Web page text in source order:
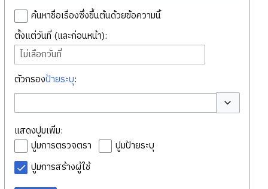
ค้นหาชื่อเรื่องซึ่งขึ้นต้นด้วยข้อความนี้
ตั้งแต่วันที่ (และก่อนหน้า):
ไม่เลือกวันที่
ตัวกรองป้ายระบุ:
สลับตัวเลือก
แสดงปูมเพิ่ม:
ปูมการตรวจตรา
ปูมป้ายระบุ
ปูมการสร้างผู้ใช้